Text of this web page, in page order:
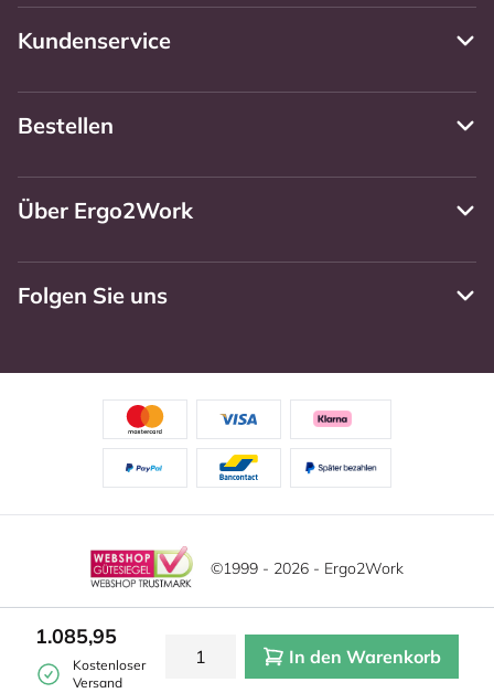
1.085,95
Kostenloser
Versand
In den Warenkorb
Kundenservice
Bestellen
Über Ergo2Work
Folgen Sie uns
©1999 - 2026 - Ergo2Work
Haftungsausschluss
Allgemeine Geschäftsbedingungen
Cookie-Einstellungen
Diese Website verwendet Cookies. Lesen Sie unsere
Datenschutzerklärung für weitere Informationen.Mehr
|Verstecken